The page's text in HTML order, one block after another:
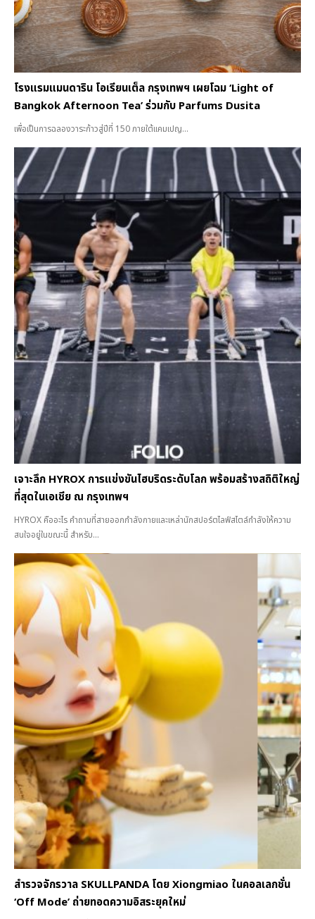
โรงแรมแมนดาริน โอเรียนเต็ล กรุงเทพฯ เผยโฉม ‘Light of
Bangkok Afternoon Tea’ ร่วมกับ Parfums Dusita
เพื่อเป็นการฉลองวาระก้าวสู่ปีที่ 150 ภายใต้แคมเปญ...
เจาะลึก HYROX การแข่งขันไฮบริดระดับโลก พร้อมสร้างสถิติใหญ่
ที่สุดในเอเชีย ณ กรุงเทพฯ
HYROX คืออะไร คำถามที่สายออกกำลังกายและเหล่านักสปอร์ตไลฟ์สไตล์กำลังให้ความ
สนใจอยู่ในขณะนี้ สำหรับ...
สำรวจจักรวาล SKULLPANDA โดย Xiongmiao ในคอลเลกชั่น
‘Off Mode’ ถ่ายทอดความอิสระยุคใหม่